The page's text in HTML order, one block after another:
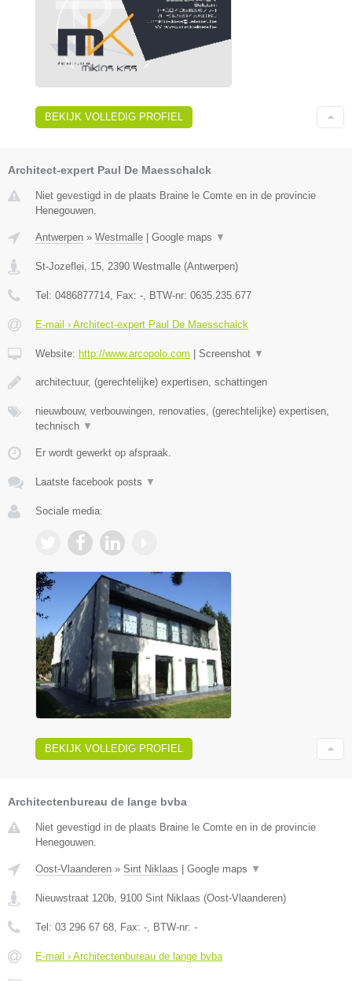
BEKIJK VOLLEDIG PROFIEL
Architect-expert Paul De Maesschalck
Niet gevestigd in de plaats Braine le Comte en in de provincie
Henegouwen.
Antwerpen » Westmalle Google maps ▼
St-Jozeflei, 15, 2390 Westmalle (Antwerpen)
Tel: 0486877714, Fax: -, BTW-nr: 0635.235.677
E-mail › Architect-expert Paul De Maesschalck
Website: http://www.arcopolo.com Screenshot ▼
architectuur, (gerechtelijke) expertisen, schattingen
nieuwbouw, verbouwingen, renovaties, (gerechtelijke) expertisen,
technisch ▼
Er wordt gewerkt op afspraak.
Laatste facebook posts ▼
Sociale media:
BEKIJK VOLLEDIG PROFIEL
Architectenbureau de lange bvba
Niet gevestigd in de plaats Braine le Comte en in de provincie
Henegouwen.
Oost-Vlaanderen » Sint Niklaas Google maps ▼
Nieuwstraat 120b 9100 Sint Niklaas (Oost-Vlaanderen)
Tel: 03 296 67 68 , Fax: - , BTW-nr: -
E-mail › Architectenbureau de lange bvba